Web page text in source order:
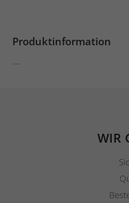
Produktinformation
...
WIR